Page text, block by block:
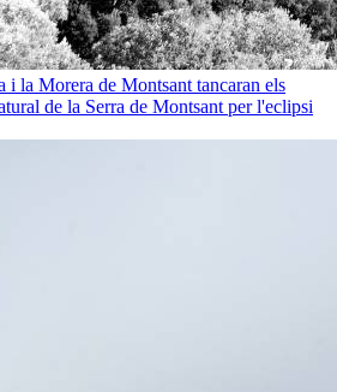
i la Morera de Montsant tancaran els
de la Serra de Montsant per l'eclipsi